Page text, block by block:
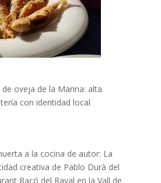
de oveja de la Marina: alta
con identidad local
a la cocina de autor: La
creativa de Pablo Durà del
Racó del Raval en la Vall de